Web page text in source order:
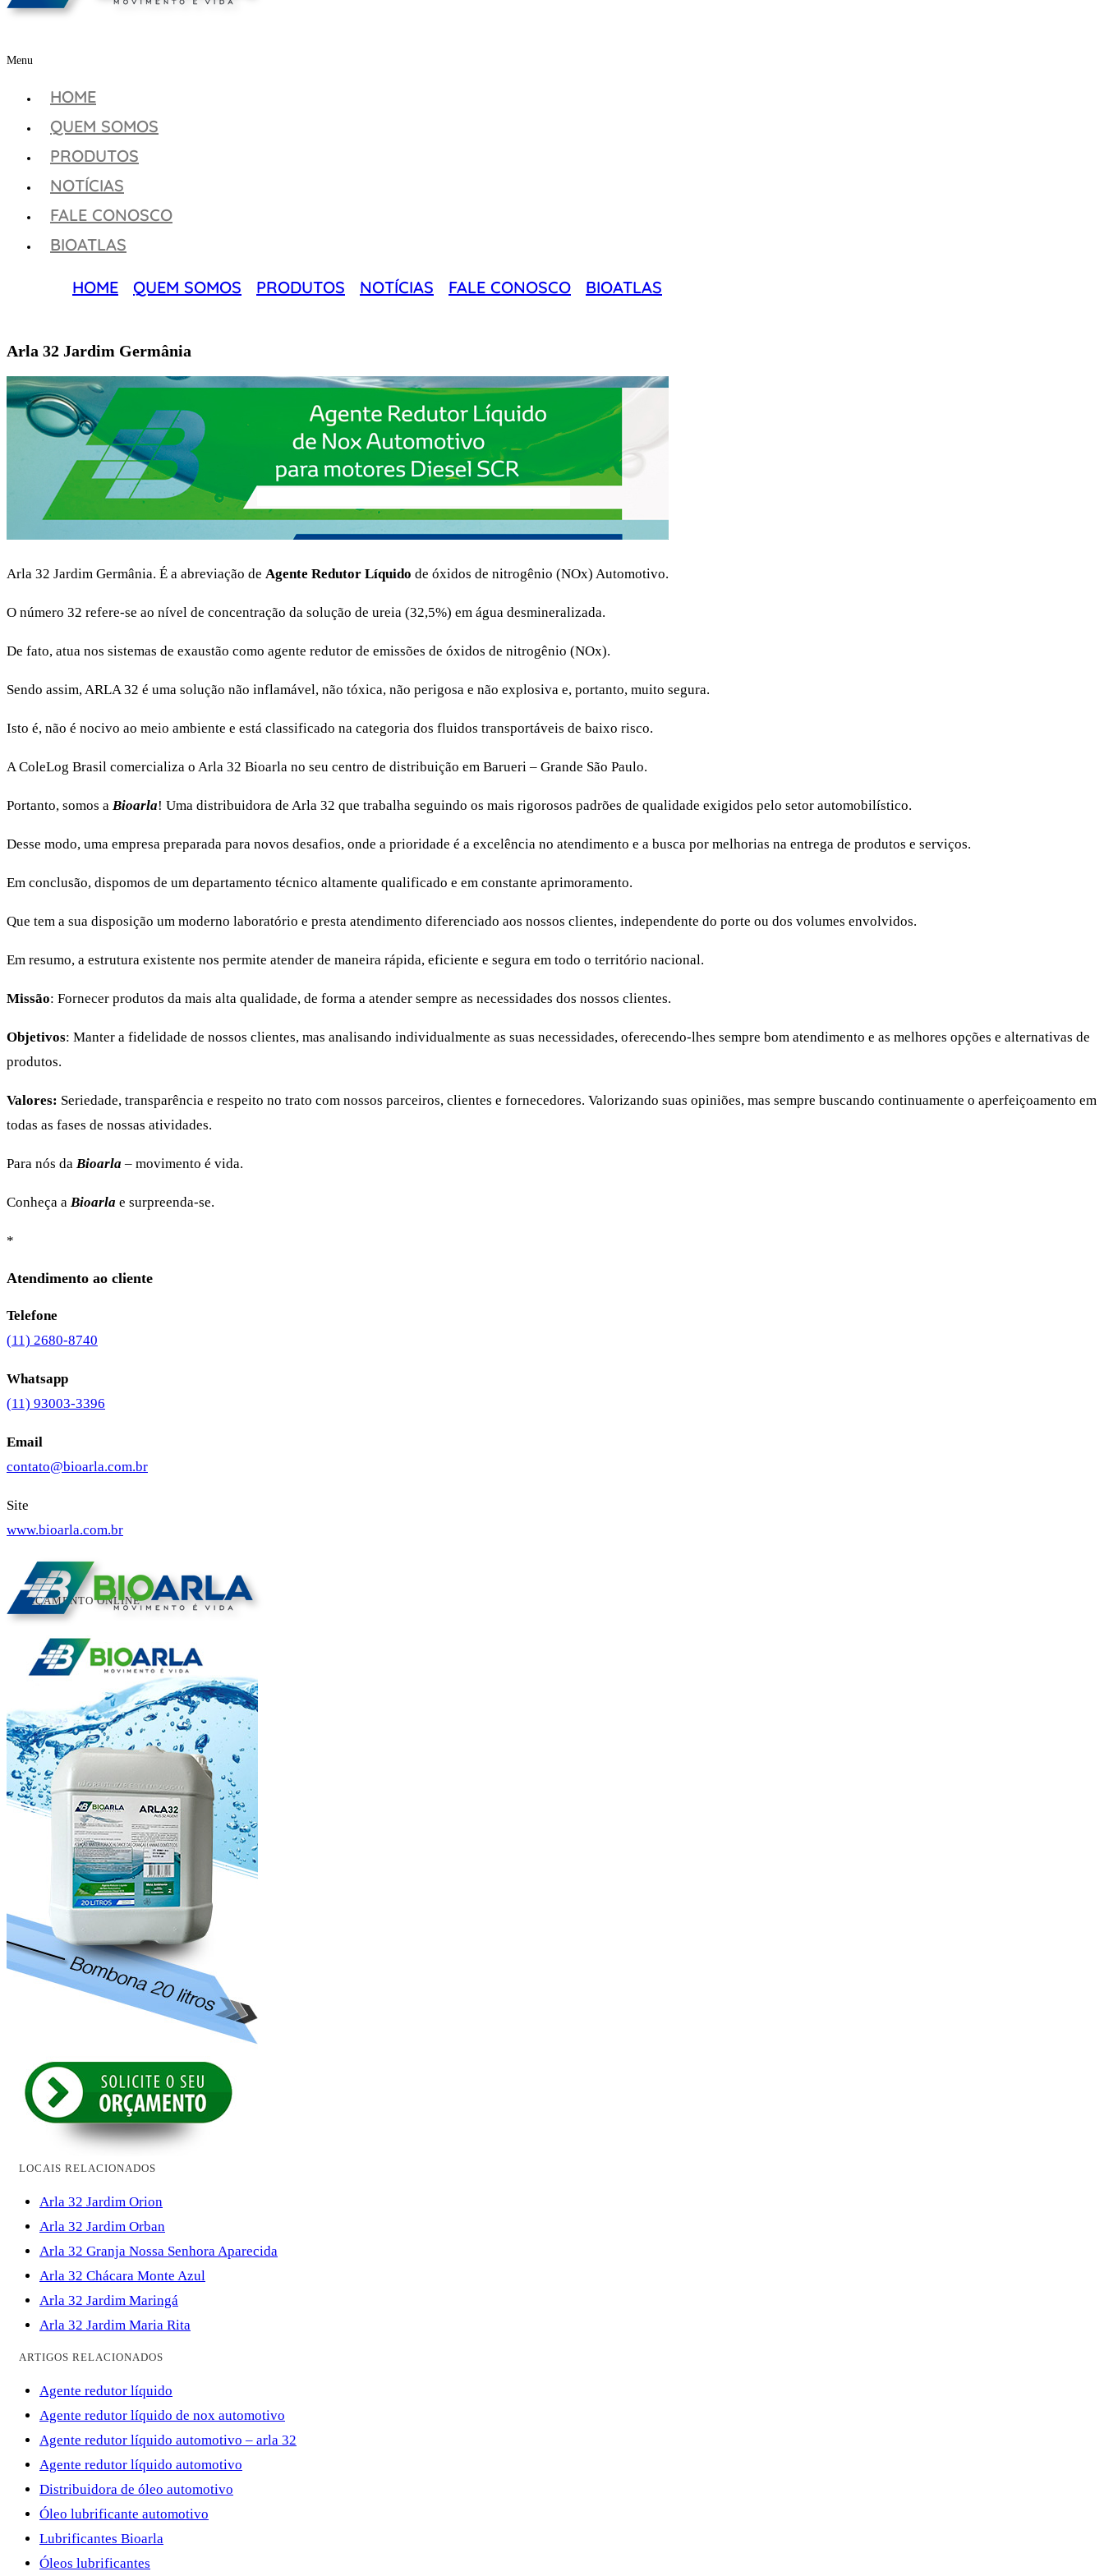
Menu
HOME
QUEM SOMOS
PRODUTOS
NOTÍCIAS
FALE CONOSCO
BIOATLAS
HOME QUEM SOMOS PRODUTOS NOTÍCIAS FALE CONOSCO BIOATLAS
Arla 32 Jardim Germânia
Arla 32 Jardim Germânia. É a abreviação de Agente Redutor Líquido de óxidos de nitrogênio (NOx) Automotivo.
O número 32 refere-se ao nível de concentração da solução de ureia (32,5%) em água desmineralizada.
De fato, atua nos sistemas de exaustão como agente redutor de emissões de óxidos de nitrogênio (NOx).
Sendo assim, ARLA 32 é uma solução não inflamável, não tóxica, não perigosa e não explosiva e, portanto, muito segura.
Isto é, não é nocivo ao meio ambiente e está classificado na categoria dos fluidos transportáveis de baixo risco.
A ColeLog Brasil comercializa o Arla 32 Bioarla no seu centro de distribuição em Barueri – Grande São Paulo.
Portanto, somos a Bioarla! Uma distribuidora de Arla 32 que trabalha seguindo os mais rigorosos padrões de qualidade exigidos pelo setor automobilístico.
Desse modo, uma empresa preparada para novos desafios, onde a prioridade é a excelência no atendimento e a busca por melhorias na entrega de produtos e serviços.
Em conclusão, dispomos de um departamento técnico altamente qualificado e em constante aprimoramento.
Que tem a sua disposição um moderno laboratório e presta atendimento diferenciado aos nossos clientes, independente do porte ou dos volumes envolvidos.
Em resumo, a estrutura existente nos permite atender de maneira rápida, eficiente e segura em todo o território nacional.
Missão: Fornecer produtos da mais alta qualidade, de forma a atender sempre as necessidades dos nossos clientes.
Objetivos: Manter a fidelidade de nossos clientes, mas analisando individualmente as suas necessidades, oferecendo-lhes sempre bom atendimento e as melhores opções e alternativas de
produtos.
Valores: Seriedade, transparência e respeito no trato com nossos parceiros, clientes e fornecedores. Valorizando suas opiniões, mas sempre buscando continuamente o aperfeiçoamento em
todas as fases de nossas atividades.
Para nós da Bioarla – movimento é vida.
Conheça a Bioarla e surpreenda-se.
*
Atendimento ao cliente
Telefone
(11) 2680-8740
Whatsapp
(11) 93003-3396
Email
contato@bioarla.com.br
Site
www.bioarla.com.br
ORÇAMENTO ONLINE
LOCAIS RELACIONADOS
Arla 32 Jardim Orion
Arla 32 Jardim Orban
Arla 32 Granja Nossa Senhora Aparecida
Arla 32 Chácara Monte Azul
Arla 32 Jardim Maringá
Arla 32 Jardim Maria Rita
ARTIGOS RELACIONADOS
Agente redutor líquido
Agente redutor líquido de nox automotivo
Agente redutor líquido automotivo – arla 32
Agente redutor líquido automotivo
Distribuidora de óleo automotivo
Óleo lubrificante automotivo
Lubrificantes Bioarla
Óleos lubrificantes